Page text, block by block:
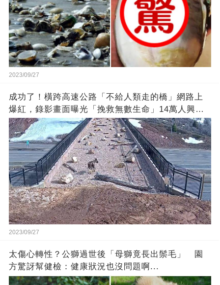
2023/09/27
成功了！橫跨高速公路「不給人類走的橋」網路上
爆紅，錄影畫面曝光「挽救無數生命」14萬人興奮
歡呼
2023/09/27
太傷心轉性？公獅過世後「母獅竟長出鬃毛」 園
方驚訝幫健檢：健康狀況也沒問題啊...